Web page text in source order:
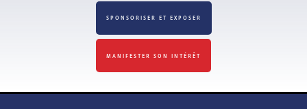
SPONSORISER ET EXPOSER
MANIFESTER SON INTÉRÊT